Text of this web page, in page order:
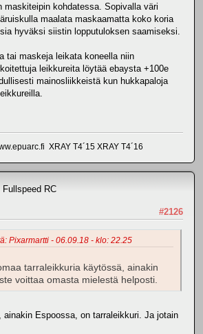
maskiteipin kohdatessa. Sopivalla väri
maalata maskaamatta koko koria
hyväksi siistin lopputuloksen saamiseksi.
tai maskeja leikata koneella niin
leikkureita löytää ebaysta +100e
mainosliikkeistä kun hukkapaloja
XRAY T4´15 XRAY T4´16
Fullspeed RC
#2126
Pixarmartti - 06.09.18 - klo: 22.25
tarraleikkuria käytössä, ainakin
voittaa omasta mielestä helposti.
ainakin Espoossa, on tarraleikkuri. Ja jotain